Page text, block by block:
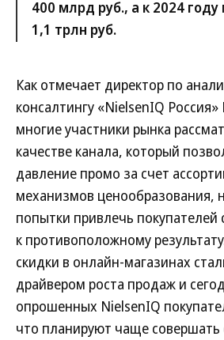
400 млрд руб., а к 2024 году
1,1 трлн руб.
Как отмечает директор по
консалтингу «NielsenIQ
многие участники рынка
качестве канала, который
давление промо за счет
механизмов ценообразования,
попытки привлечь покупателей
к противоположному
скидки в онлайн-магазинах
драйвером роста продаж и
опрошенных NielsenIQ
что планируют чаще совершать